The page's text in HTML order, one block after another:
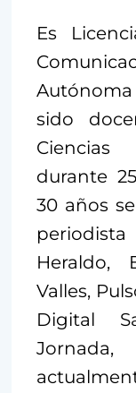
Es
sido
durante
30 años
Heraldo,
Valles,
Digital